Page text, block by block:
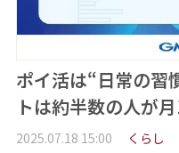
ポイ活は“日常の
トは約半数の人が
2025.07.18 15:00 くらし